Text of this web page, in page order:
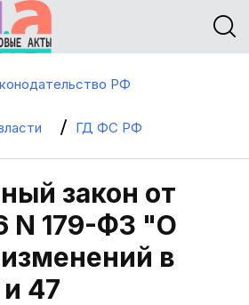
РФ
ГД ФС РФ
закон от
N 179-ФЗ "О
в
47